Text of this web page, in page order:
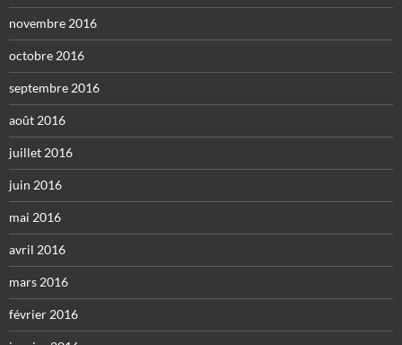
novembre 2016
octobre 2016
septembre 2016
août 2016
juillet 2016
juin 2016
mai 2016
avril 2016
mars 2016
février 2016